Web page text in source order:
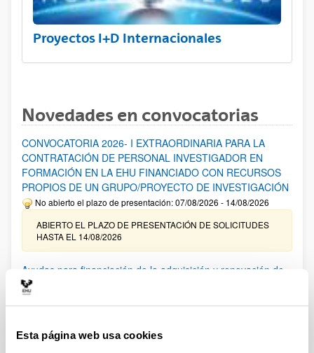
Esta página web usa cookies
Proyectos I+D Internacionales
Novedades en convocatorias
CONVOCATORIA 2026- I EXTRAORDINARIA PARA LA
CONTRATACIÓN DE PERSONAL INVESTIGADOR EN
FORMACIÓN EN LA EHU FINANCIADO CON RECURSOS
PROPIOS DE UN GRUPO/PROYECTO DE INVESTIGACIÓN
No abierto el plazo de presentación: 07/08/2026 - 14/08/2026
ABIERTO EL PLAZO DE PRESENTACIÓN DE SOLICITUDES
HASTA EL 14/08/2026
Ayudas para financiación de la adquisición y renovación de
infraestructura científica y fondos bibliográficos en la
UPV/EHU 2026
25/03/2026: Corrección de errores del listado provisional de